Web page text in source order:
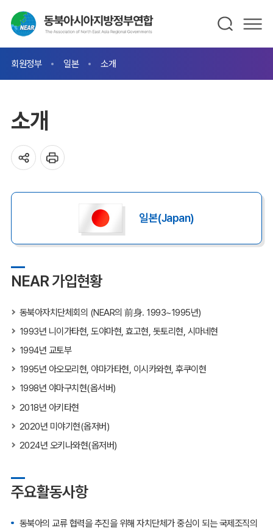
회원정부 일본 소개
소개
일본(Japan)
NEAR 가입현황
동북아자치단체회의 (NEAR의 前身. 1993~1995년)
1993년 니이가타현, 도야마현, 효고현, 돗토리현, 시마네현
1994년 교토부
1995년 아오모리현, 야마가타현, 이시카와현, 후쿠이현
1998년 야마구치현(옵서버)
2018년 아키타현
2020년 미야기현(옵저버)
2024년 오키나와현(옵저버)
주요활동사항
동북아의 교류 협력을 추진을 위해 자치단체가 중심이 되는 국제조직의